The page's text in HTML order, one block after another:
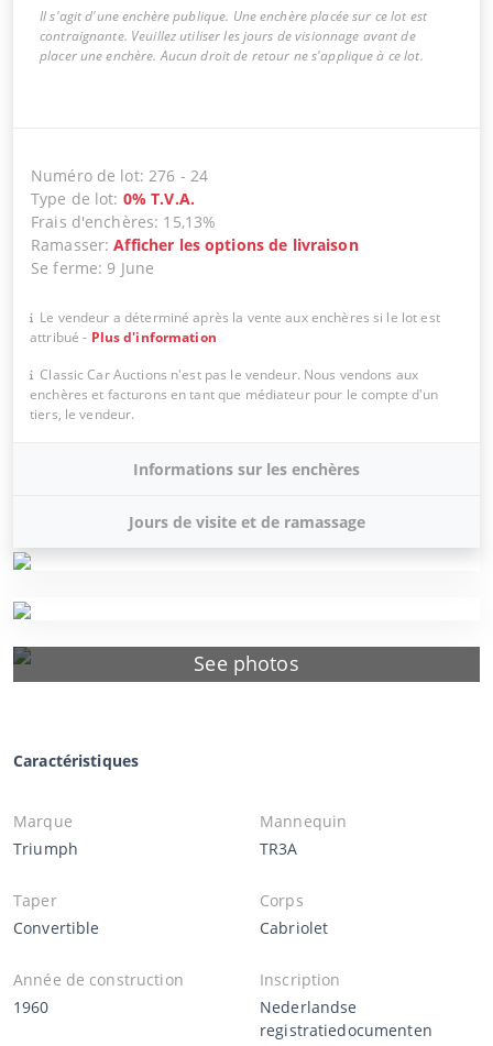
See photos
Il s'agit d'une enchère publique. Une enchère placée sur ce lot est
contraignante. Veuillez utiliser les jours de visionnage avant de
placer une enchère. Aucun droit de retour ne s'applique à ce lot.
Numéro de lot:276 - 24
Type de lot: 0% T.V.A.
Frais d'enchères: 15,13%
Ramasser:Afficher les options de livraison
Se ferme: 9 June
Le vendeur a déterminé après la vente aux enchères si le lot est
attribué - Plus d'information
Classic Car Auctions n'est pas le vendeur. Nous vendons aux
enchères et facturons en tant que médiateur pour le compte d'un
tiers, le vendeur.
Informations sur les enchères
Jours de visite et de ramassage
Caractéristiques
Marque
Triumph
Mannequin
TR3A
Taper
Convertible
Corps
Cabriolet
Année de construction
1960
Inscription
Nederlandse
registratiedocumenten